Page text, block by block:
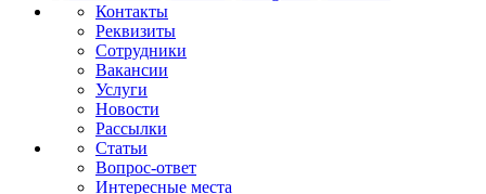
Контакты
Реквизиты
Сотрудники
Вакансии
Услуги
Новости
Рассылки
Статьи
Вопрос-ответ
Интересные места